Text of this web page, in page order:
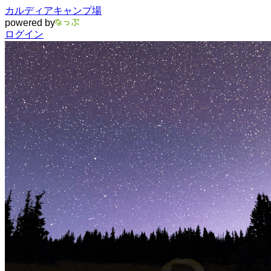
カルディアキャンプ場
powered by
ログイン